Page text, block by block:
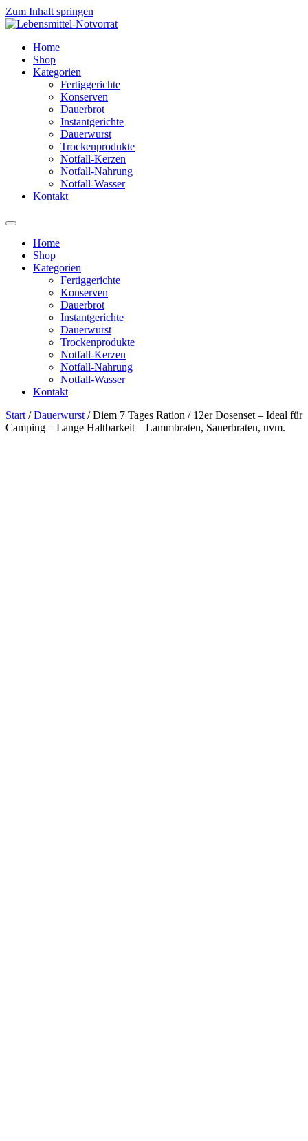
Zum Inhalt springen
Home
Shop
Kategorien
Fertiggerichte
Konserven
Dauerbrot
Instantgerichte
Dauerwurst
Trockenprodukte
Notfall-Kerzen
Notfall-Nahrung
Notfall-Wasser
Kontakt
Home
Shop
Kategorien
Fertiggerichte
Konserven
Dauerbrot
Instantgerichte
Dauerwurst
Trockenprodukte
Notfall-Kerzen
Notfall-Nahrung
Notfall-Wasser
Kontakt
Start /Dauerwurst / Diem 7 Tages Ration / 12er Dosenset – Ideal für
Camping – Lange Haltbarkeit – Lammbraten, Sauerbraten, uvm.